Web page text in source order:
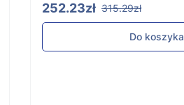
252.23zł 315.29zł
Do koszyka